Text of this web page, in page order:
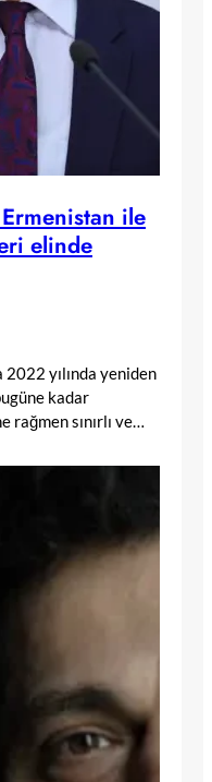
ile
elinde
yılında yeniden
kadar
rağmen sınırlı ve…